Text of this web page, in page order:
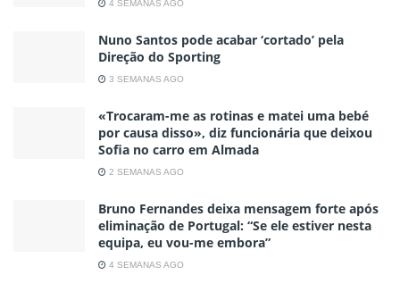
4 SEMANAS AGO
Nuno Santos pode acabar ‘cortado’ pela
Direção do Sporting
3 SEMANAS AGO
«Trocaram-me as rotinas e matei uma bebé
por causa disso», diz funcionária que deixou
Sofia no carro em Almada
2 SEMANAS AGO
Bruno Fernandes deixa mensagem forte após
eliminação de Portugal: “Se ele estiver nesta
equipa, eu vou-me embora”
4 SEMANAS AGO